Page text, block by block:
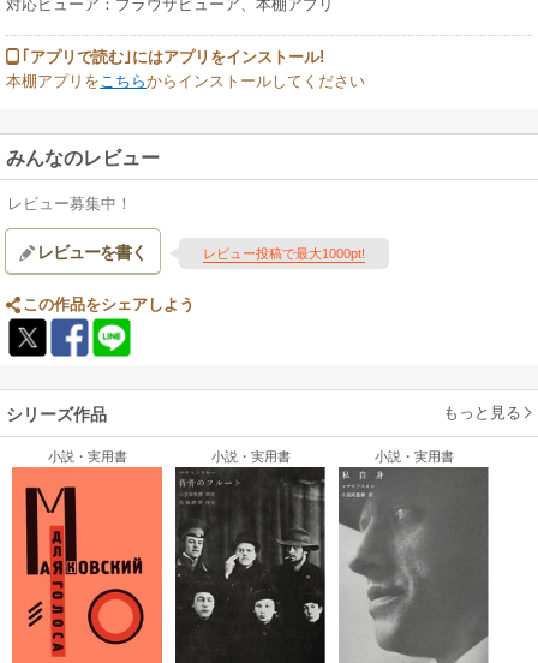
対応ビューア：ブラウザビューア、本棚アプリ
｢アプリで読む｣にはアプリをインストール!
本棚アプリをこちらからインストールしてください
みんなのレビュー
レビュー募集中！
レビューを書く レビュー投稿で最大1000pt!
この作品をシェアしよう
シリーズ作品 もっと見る
小説・実用書 小説・実用書 小説・実用書